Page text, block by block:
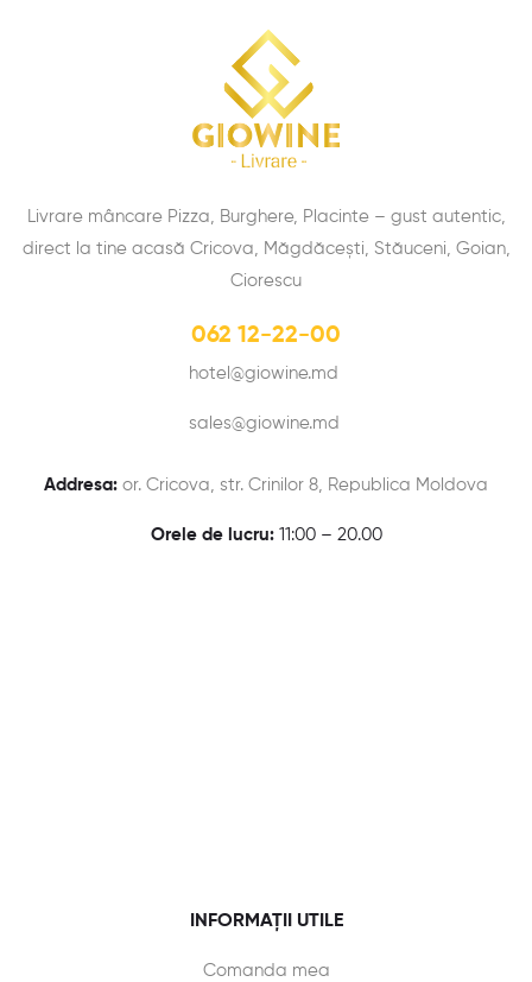
Livrare mâncare Pizza, Burghere, Placinte – gust autentic,
direct la tine acasă Cricova, Măgdăcești, Stăuceni, Goian,
Ciorescu
062 12-22-00
hotel@giowine.md
sales@giowine.md
Addresa: or. Cricova, str. Crinilor 8, Republica Moldova
Orele de lucru:11:00 – 20.00
INFORMAȚII UTILE
Comanda mea